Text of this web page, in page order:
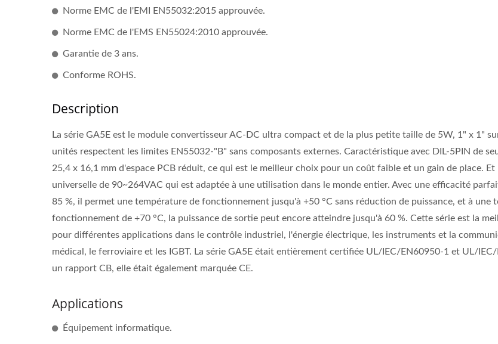
Norme EMC de l'EMI EN55032:2015 approuvée.
Norme EMC de l'EMS EN55024:2010 approuvée.
Garantie de 3 ans.
Conforme ROHS.
Description
La série GA5E est le module convertisseur AC-DC ultra compact et de la plus petite taille de 5W, 1" x 1"
unités respectent les limites EN55032-"B" sans composants externes. Caractéristique avec DIL-5PIN de
25,4 x 16,1 mm d'espace PCB réduit, ce qui est le meilleur choix pour un coût faible et un gain de place. Et
universelle de 90~264VAC qui est adaptée à une utilisation dans le monde entier. Avec une efficacité
85 %, il permet une température de fonctionnement jusqu'à +50 °C sans réduction de puissance, et à une
fonctionnement de +70 °C, la puissance de sortie peut encore atteindre jusqu'à 60 %. Cette série est la
pour différentes applications dans le contrôle industriel, l'énergie électrique, les instruments et la
médical, le ferroviaire et les IGBT. La série GA5E était entièrement certifiée UL/IEC/EN60950-1 et UL/
un rapport CB, elle était également marquée CE.
Applications
Équipement informatique.